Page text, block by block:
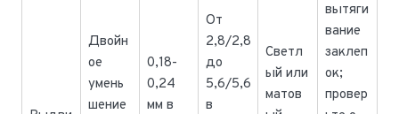
Двойн
ое
умень
шение
0,18-
0,24
мм в
От
2,8/2,8
до
5,6/5,6
в
Светл
ый или
матов
вытяги
вание
заклеп
ок;
провер